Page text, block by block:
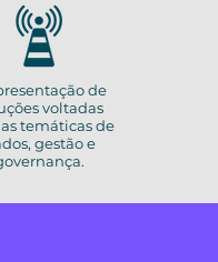
de
voltadas
temáticas de
gestão e